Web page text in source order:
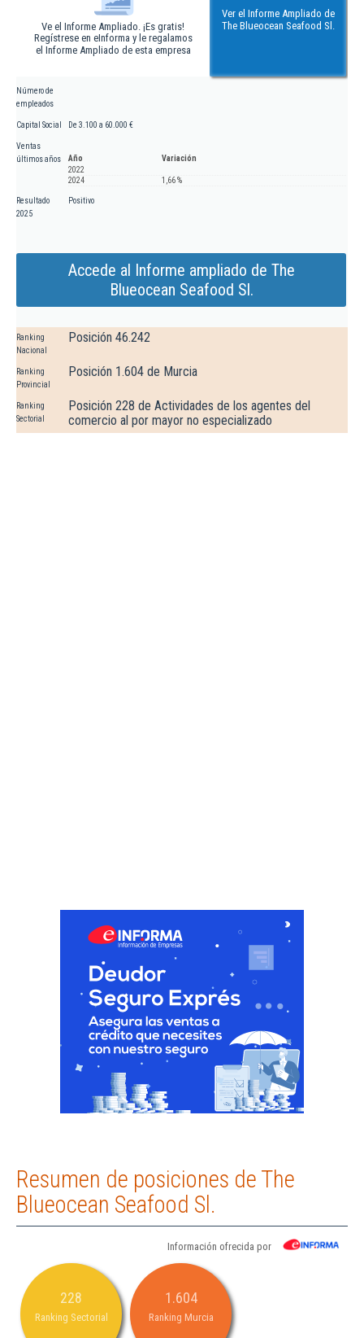
Ve el Informe Ampliado. ¡Es gratis!
Regístrese en eInforma y le regalamos
el Informe Ampliado de esta empresa
Ver el Informe Ampliado de
The Blueocean Seafood Sl.
Número de
empleados
Capital Social De 3.100 a 60.000 €
Ventas
últimos años
Año
Variación
2022
2024
1,66 %
Resultado
2025
Positivo
Accede al Informe ampliado de The
Blueocean Seafood Sl.
Ranking
Nacional
Posición 46.242
Ranking
Provincial
Posición 1.604 de Murcia
Ranking
Sectorial
Posición 228 de Actividades de los agentes del
comercio al por mayor no especializado
Resumen de posiciones de The
Blueocean Seafood Sl.
Información ofrecida por
228
Ranking Sectorial
1.604
Ranking Murcia